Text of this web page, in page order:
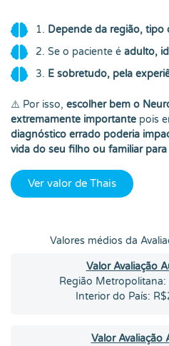
1. Depende da região, tipo
2. Se o paciente é adulto,
3. E sobretudo, pela
⚠️ Por isso, escolher bem o
extremamente importante pois
diagnóstico errado poderia
vida do seu filho ou familiar
Ver valor de Thais
Valores médios da
Valor Avaliação
Região
Interior do País:
Valor